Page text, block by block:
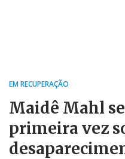
EM RECUPERAÇÃO
Maidê Mahl
primeira vez